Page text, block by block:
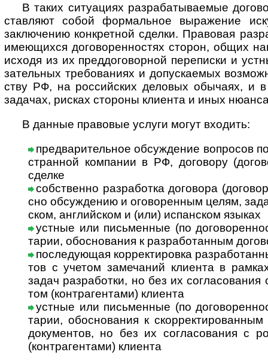
В таких ситуациях разрабатываемые
став­ляют собой фор­маль­ное выра­же­ние
заклю­че­нию конк­рет­ной сде­лки. Право­вая
имею­щихся дого­ворен­нос­тях сто­рон, общих
исходя из их пред­дого­вор­ной пере­пи­ски и
за­тель­ных тре­бо­ва­ниях и допус­кае­мых
ству РФ, на рос­сий­ских дело­вых обы­чаях, и
зада­чах, рис­ках сто­роны кли­ента и иных
В данные правовые услуги могут входить:
предварительное обсуждение вопросов
ст­ран­ной ком­па­нии в РФ, дого­вору
сделке
собственно разработка договора
сно обсуж­де­нию и ого­во­рен­ным целям,
ском, анг­лий­ском и (или) испан­ском языках
устные или письменные (по
та­рии, обо­с­но­ва­ния к раз­ра­бо­тан­ным
последующая корректировка
тов с уче­том заме­ча­ний кли­ента в
задач раз­ра­бо­тки, но без их
том (контр­аген­тами) кли­ента
устные или письменные (по
та­рии, обо­с­но­ва­ния к
доку­мен­тов, но без их согла­со­ва­ния с
(контр­аген­тами) клиента